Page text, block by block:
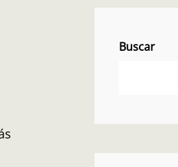
Buscar